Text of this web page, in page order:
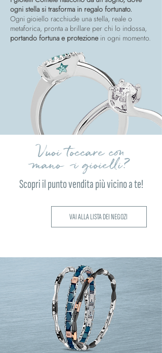
ogni stella si trasforma in regalo fortunato.
Ogni gioiello racchiude una stella, reale o
metaforica, pronta a brillare per chi lo indossa,
portando fortuna e protezione in ogni momento.
Vuoi toccare con
mano i gioielli?
Scopri il punto vendita più vicino a te!
VAI ALLA LISTA DEI NEGOZI